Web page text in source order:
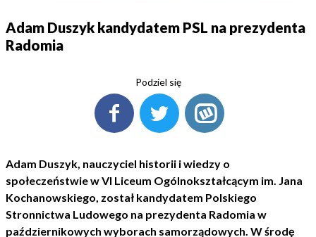
Adam Duszyk kandydatem PSL na prezydenta
Radomia
Podziel się
Adam Duszyk, nauczyciel historii i wiedzy o
społeczeństwie w VI Liceum Ogólnokształcącym im. Jana
Kochanowskiego, został kandydatem Polskiego
Stronnictwa Ludowego na prezydenta Radomia w
październikowych wyborach samorządowych. W środę